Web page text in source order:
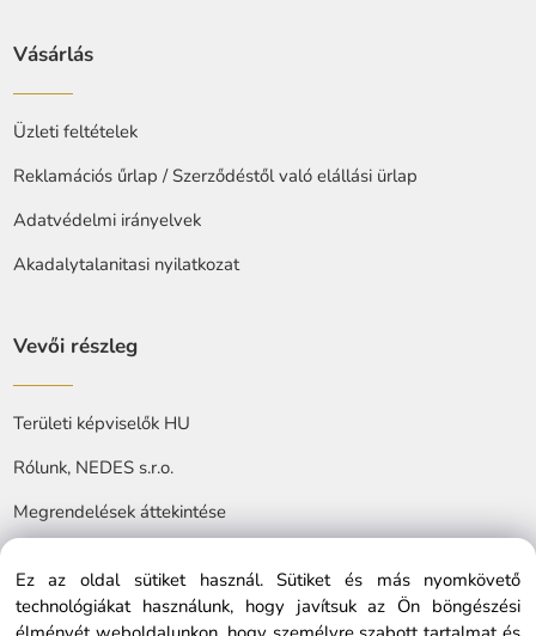
Vásárlás
Üzleti feltételek
Reklamációs űrlap / Szerződéstől való elállási ürlap
Adatvédelmi irányelvek
Akadalytalanitasi nyilatkozat
Vevői részleg
Területi képviselők HU
Rólunk, NEDES s.r.o.
Megrendelések áttekintése
Ez az oldal sütiket használ. Sütiket és más nyomkövető
technológiákat használunk, hogy javítsuk az Ön böngészési